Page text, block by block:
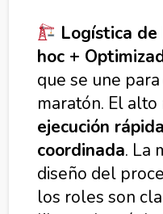
Logística
hoc +
que se une
maratón. El
ejecución
coordinada. La
diseño del
los roles son